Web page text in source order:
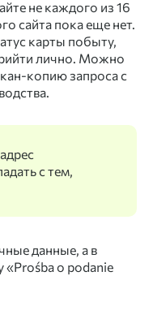
не каждого из 16
сайта пока еще нет.
карты побыту,
лично. Можно
копию запроса с
с тем,
данные, а в
«Prośba o podanie